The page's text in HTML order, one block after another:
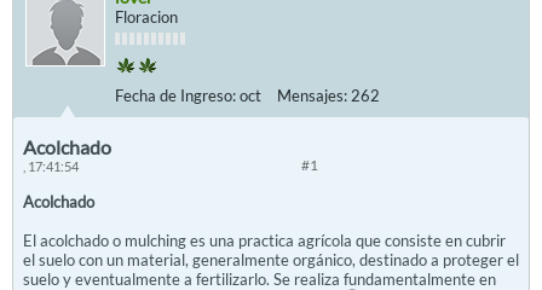
Floracion
Fecha de Ingreso:oct Mensajes: 262
#1
Acolchado
, 17:41:54
Acolchado
El acolchado o mulching es una practica agrícola que consiste en cubrir
el suelo con un material, generalmente orgánico, destinado a proteger el
suelo y eventualmente a fertilizarlo. Se realiza fundamentalmente en